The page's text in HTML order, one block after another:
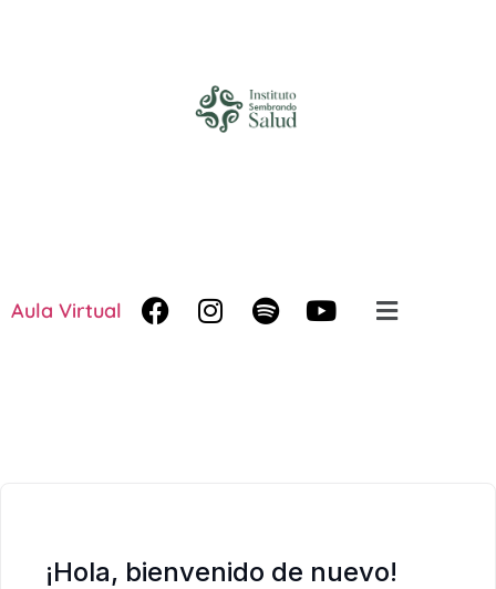
Aula Virtual
¡Hola, bienvenido de nuevo!